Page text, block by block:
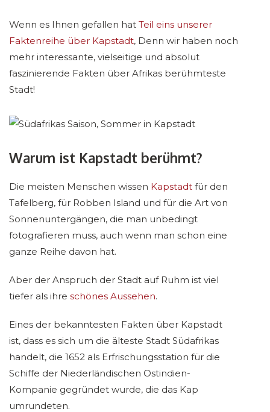
Wenn es Ihnen gefallen hat Teil eins unserer
Faktenreihe über Kapstadt, Denn wir haben noch
mehr interessante, vielseitige und absolut
faszinierende Fakten über Afrikas berühmteste
Stadt!
Warum ist Kapstadt berühmt?
Die meisten Menschen wissen Kapstadt für den
Tafelberg, für Robben Island und für die Art von
Sonnenuntergängen, die man unbedingt
fotografieren muss, auch wenn man schon eine
ganze Reihe davon hat.
Aber der Anspruch der Stadt auf Ruhm ist viel
tiefer als ihre schönes Aussehen.
Eines der bekanntesten Fakten über Kapstadt
ist, dass es sich um die älteste Stadt Südafrikas
handelt, die 1652 als Erfrischungsstation für die
Schiffe der Niederländischen Ostindien-
Kompanie gegründet wurde, die das Kap
umrundeten.